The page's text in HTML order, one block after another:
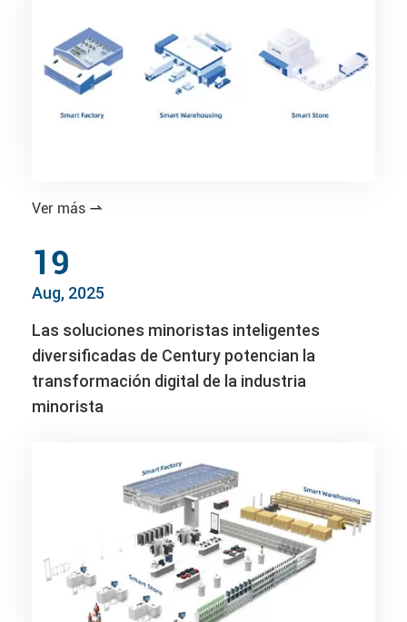
Ver más 
19
Aug, 2025
Las soluciones minoristas inteligentes
diversificadas de Century potencian la
transformación digital de la industria
minorista